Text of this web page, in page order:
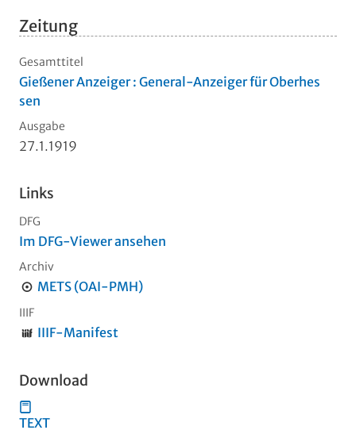
Zeitung
Gesamttitel
Gießener Anzeiger : General-Anzeiger für Oberhes
sen
Ausgabe
27.1.1919
Links
DFG
Im DFG-Viewer ansehen
Archiv
METS (OAI-PMH)
IIIF
IIIF-Manifest
Download
TEXT